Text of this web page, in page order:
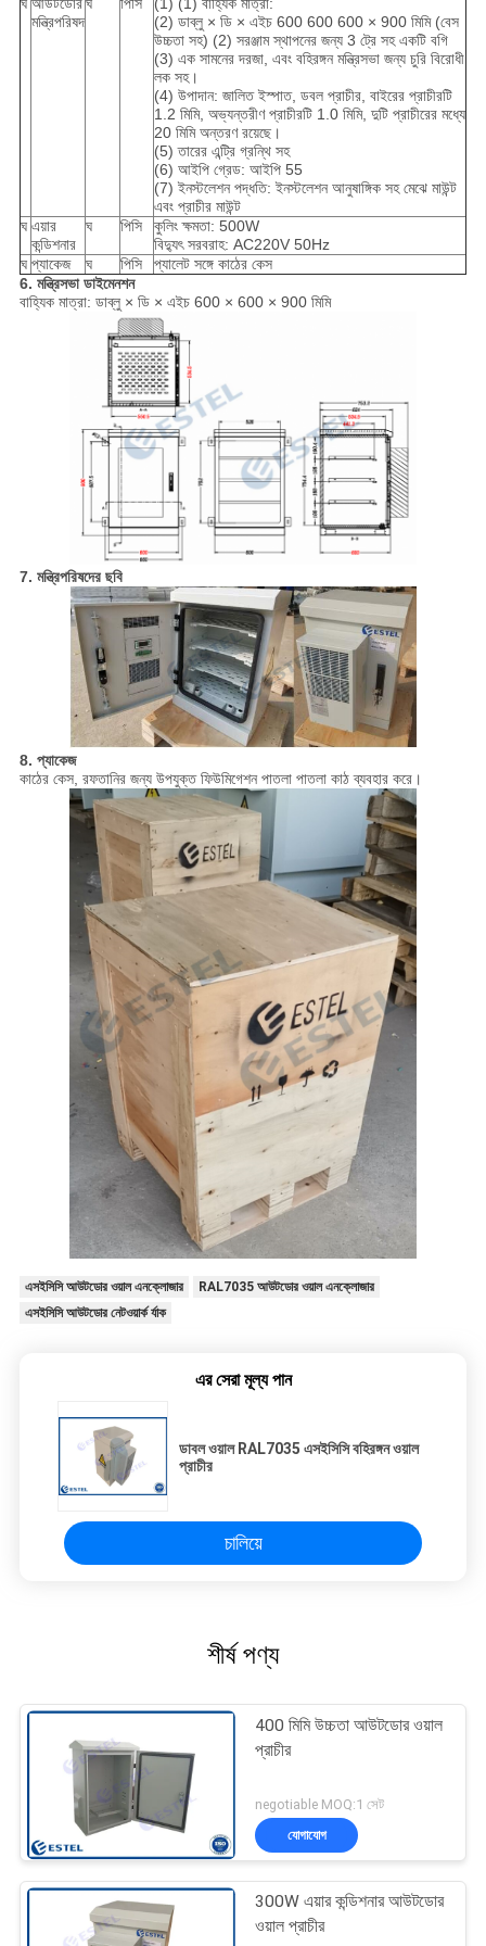
ঘ আউটডোর
মন্ত্রিপরিষদ
ঘ পিসি
(1) (1) বাহ্যিক মাত্রা:
(2) ডাব্লু × ডি × এইচ 600 600 600 × 900 মিমি (বেস
উচ্চতা সহ) (2) সরঞ্জাম স্থাপনের জন্য 3 ট্রে সহ একটি বগি
(3) এক সামনের দরজা, এবং বহিরঙ্গন মন্ত্রিসভা জন্য চুরি বিরোধী
লক সহ।
(4) উপাদান: জালিত ইস্পাত, ডবল প্রাচীর, বাইরের প্রাচীরটি
1.2 মিমি, অভ্যন্তরীণ প্রাচীরটি 1.0 মিমি, দুটি প্রাচীরের মধ্যে
20 মিমি অন্তরণ রয়েছে।
(5) তারের এন্ট্রি গ্রন্থি সহ
(6) আইপি গ্রেড: আইপি 55
(7) ইনস্টলেশন পদ্ধতি: ইনস্টলেশন আনুষাঙ্গিক সহ মেঝে মাউন্ট
এবং প্রাচীর মাউন্ট
ঘ এয়ার
কন্ডিশনার
ঘ পিসি
কুলিং ক্ষমতা: 500W
বিদ্যুৎ সরবরাহ: AC220V 50Hz
ঘ প্যাকেজ ঘ পিসি
প্যালেট সঙ্গে কাঠের কেস
6. মন্ত্রিসভা ডাইমেনশন
বাহ্যিক মাত্রা: ডাব্লু × ডি × এইচ 600 × 600 × 900 মিমি
7. মন্ত্রিপরিষদের ছবি
8. প্যাকেজ
কাঠের কেস, রফতানির জন্য উপযুক্ত ফিউমিগেশন পাতলা পাতলা কাঠ ব্যবহার করে।
এসইসিসি আউটডোর ওয়াল এনক্লোজার
RAL7035 আউটডোর ওয়াল এনক্লোজার
এসইসিসি আউটডোর নেটওয়ার্ক র্যাক
এর সেরা মূল্য পান
ডাবল ওয়াল RAL7035 এসইসিসি বহিরঙ্গন ওয়াল
প্রাচীর
চালিয়ে
শীর্ষ পণ্য
400 মিমি উচ্চতা আউটডোর ওয়াল
প্রাচীর
negotiable MOQ:1 সেট
যোগাযোগ
300W এয়ার কন্ডিশনার আউটডোর
ওয়াল প্রাচীর